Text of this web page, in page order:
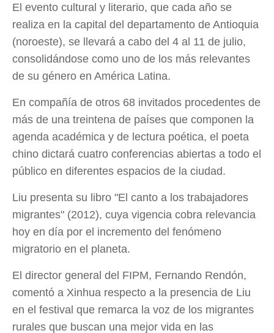
El evento cultural y literario, que cada año se
realiza en la capital del departamento de Antioquia
(noroeste), se llevará a cabo del 4 al 11 de julio,
consolidándose como uno de los más relevantes
de su género en América Latina.
En compañía de otros 68 invitados procedentes de
más de una treintena de países que componen la
agenda académica y de lectura poética, el poeta
chino dictará cuatro conferencias abiertas a todo el
público en diferentes espacios de la ciudad.
Liu presenta su libro "El canto a los trabajadores
migrantes" (2012), cuya vigencia cobra relevancia
hoy en día por el incremento del fenómeno
migratorio en el planeta.
El director general del FIPM, Fernando Rendón,
comentó a Xinhua respecto a la presencia de Liu
en el festival que remarca la voz de los migrantes
rurales que buscan una mejor vida en las